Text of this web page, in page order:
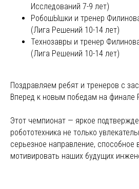
Исследований 7-9 лет)
РобошЫшки и тренер
(Лига Решений 10-14 лет)
Технозавры и тренер
(Лига Решений 10-14 лет)
Поздравляем ребят и тренеров с
Вперед к новым победам на финале
Этот чемпионат — яркое
робототехника не только
серьезное направление, способное
мотивировать наших будущих